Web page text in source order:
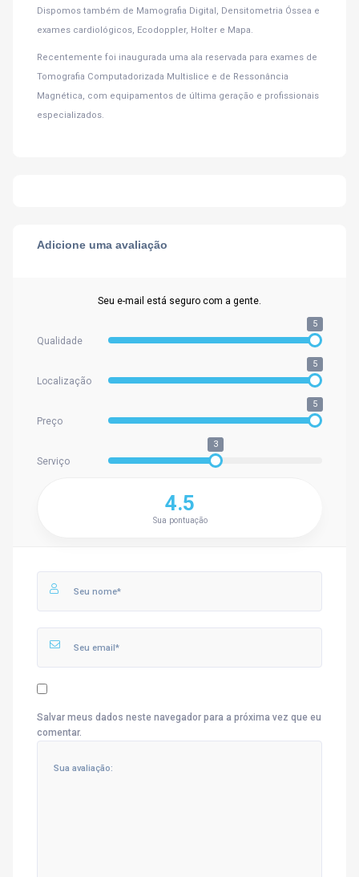
Dispomos também de Mamografia Digital, Densitometria Óssea e
exames cardiológicos, Ecodoppler, Holter e Mapa.
Recentemente foi inaugurada uma ala reservada para exames de
Tomografia Computadorizada Multislice e de Ressonância
Magnética, com equipamentos de última geração e profissionais
especializados.
Adicione uma avaliação
Seu e-mail está seguro com a gente.
Qualidade
5
Localização
5
Preço
5
Serviço
3
4.5
Sua pontuação
Salvar meus dados neste navegador para a próxima vez que eu
comentar.